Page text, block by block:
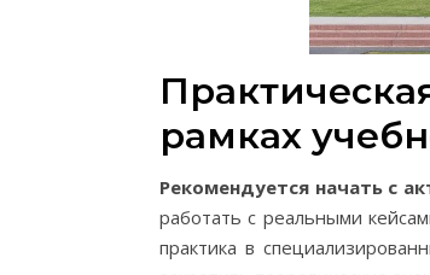
рамках
Рекомендуется начать с
работать с реальными
практика в